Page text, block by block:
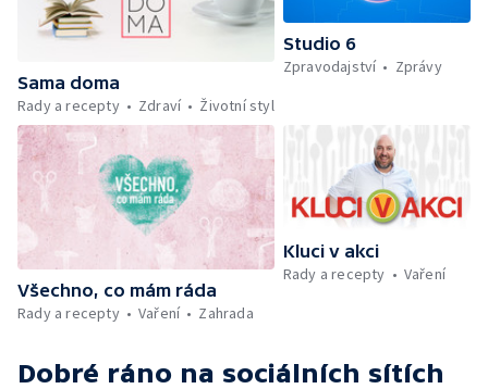
Škola hrou — Upoutávka na další vysílání —
Počasí + Zprávy — Mezinárodní folklórní
festival ve Strážnici — Minimum sacharidů:
maso, vejce, mléčné výrobky a luštěniny —
Kniha veselých říkanek Hrátky se zvířátky —
Umělecký festival Pohoda 2026 —
Vyhodnocení ankety + ČT tipy —
Vyhodnocení divácké soutěže — Práce
záchranářů v létě
Sama doma
Rady a recepty
Zdraví Životní styl
Studio 6
Zpravodajství
Zprávy
Všechno, co mám ráda
Rady a recepty
Vaření Zahrada
Kluci v akci
Rady a recepty
Vaření
Dobré ráno na sociálních sítích